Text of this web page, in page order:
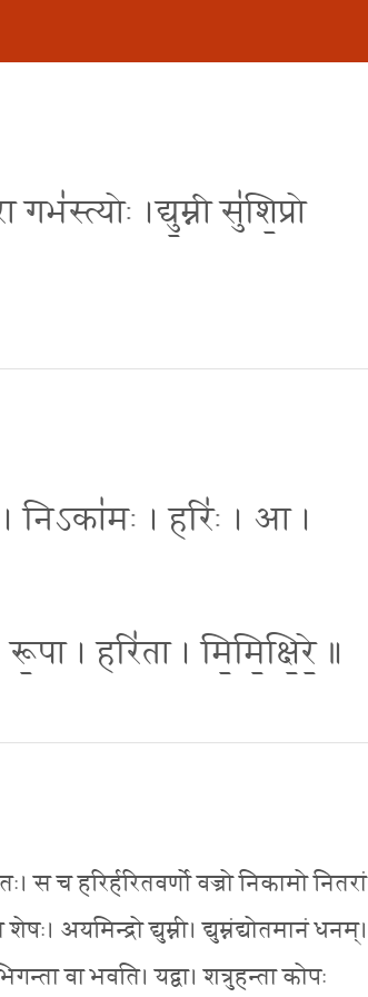
।द्यु॒म्नी सु॑शि॒प्रो
निऽका॑मः । हरिः॑ । आ ।
। हरि॑ता । मि॒मि॒क्षि॒रे॒ ॥
स च हरिर्हरितवर्णो वज्रो निकामो नितरां
अयमिन्द्रो द्युम्नी। द्युम्नंद्योतमानं धनम्।
वा भवति। यद्वा। शत्रुहन्ता कोपः